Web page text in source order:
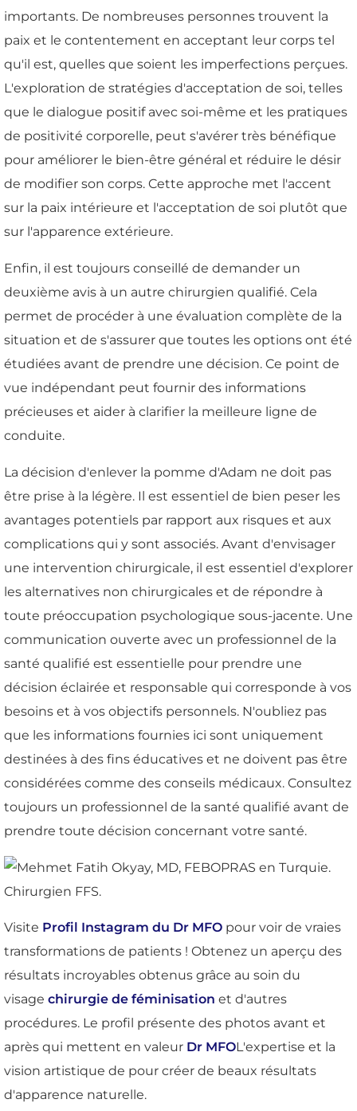
importants. De nombreuses personnes trouvent la
paix et le contentement en acceptant leur corps tel
qu'il est, quelles que soient les imperfections perçues.
L'exploration de stratégies d'acceptation de soi, telles
que le dialogue positif avec soi-même et les pratiques
de positivité corporelle, peut s'avérer très bénéfique
pour améliorer le bien-être général et réduire le désir
de modifier son corps. Cette approche met l'accent
sur la paix intérieure et l'acceptation de soi plutôt que
sur l'apparence extérieure.
Enfin, il est toujours conseillé de demander un
deuxième avis à un autre chirurgien qualifié. Cela
permet de procéder à une évaluation complète de la
situation et de s'assurer que toutes les options ont été
étudiées avant de prendre une décision. Ce point de
vue indépendant peut fournir des informations
précieuses et aider à clarifier la meilleure ligne de
conduite.
La décision d'enlever la pomme d'Adam ne doit pas
être prise à la légère. Il est essentiel de bien peser les
avantages potentiels par rapport aux risques et aux
complications qui y sont associés. Avant d'envisager
une intervention chirurgicale, il est essentiel d'explorer
les alternatives non chirurgicales et de répondre à
toute préoccupation psychologique sous-jacente. Une
communication ouverte avec un professionnel de la
santé qualifié est essentielle pour prendre une
décision éclairée et responsable qui corresponde à vos
besoins et à vos objectifs personnels. N'oubliez pas
que les informations fournies ici sont uniquement
destinées à des fins éducatives et ne doivent pas être
considérées comme des conseils médicaux. Consultez
toujours un professionnel de la santé qualifié avant de
prendre toute décision concernant votre santé.
Visite Profil Instagram du Dr MFO pour voir de vraies
transformations de patients ! Obtenez un aperçu des
résultats incroyables obtenus grâce au soin du
visage chirurgie de féminisation et d'autres
procédures. Le profil présente des photos avant et
après qui mettent en valeur Dr MFOL'expertise et la
vision artistique de pour créer de beaux résultats
d'apparence naturelle.